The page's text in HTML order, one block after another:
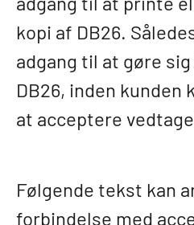
kopi af DB26.
adgang til at gøre
DB26, inden kunden
at acceptere
Følgende tekst kan
forbindelse med